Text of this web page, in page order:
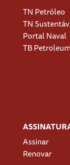
TN Petróleo
TN
Portal Naval
TB Petroleum
Assinar
Renovar